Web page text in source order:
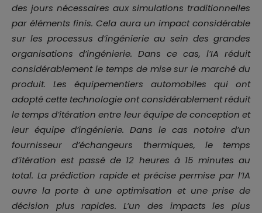
des jours nécessaires aux simulations traditionnelles
par éléments finis. Cela aura un impact considérable
sur les processus d’ingénierie au sein des grandes
organisations d’ingénierie. Dans ce cas, l’IA réduit
considérablement le temps de mise sur le marché du
produit. Les équipementiers automobiles qui ont
adopté cette technologie ont considérablement réduit
le temps d’itération entre leur équipe de conception et
leur équipe d’ingénierie. Dans le cas notoire d’un
fournisseur d’échangeurs thermiques, le temps
d’itération est passé de 12 heures à 15 minutes au
total. La prédiction rapide et précise permise par l’IA
ouvre la porte à une optimisation et une prise de
décision plus rapides. L’un des impacts les plus